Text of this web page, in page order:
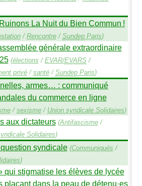
La Nuit du Bien Commun !
/ Rencontre/ SundepParis)
générale extraordinaire
(élections / EVAR/EVARS/
privé/ santé/ SundepParis)
armes… : communiqué
du commerce en ligne
/ sexisme/ Union syndicale Solidaires)
aux dictateurs (Antifascisme/
Solidaires)
syndicale (Communiqués /
)
qui stigmatise les élèves de lycée
plaçant dans la peau de détenu·es